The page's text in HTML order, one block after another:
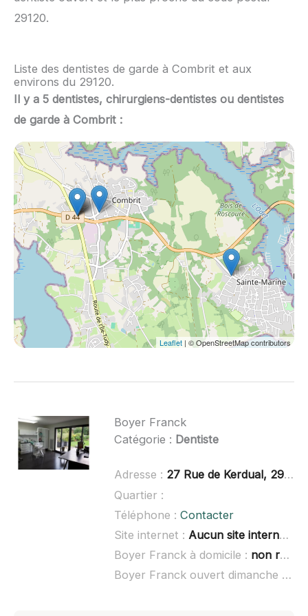
29120.
Liste des dentistes de garde à Combrit et aux
environs du 29120.
Il y a 5 dentistes, chirurgiens-dentistes ou dentistes
de garde à Combrit :
Leaflet | © OpenStreetMap contributors
Boyer Franck
Catégorie : Dentiste
Adresse : 27 Rue de Kerdual, 29120 Combrit
Quartier :
Téléphone : Contacter
Site internet : Aucun site internet connu
Boyer Franck à domicile : non renseigné
Boyer Franck ouvert dimanche :